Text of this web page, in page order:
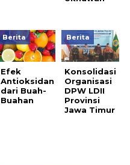
Berita
Efek
Antioksidan
dari Buah-
Buahan
Berita
Konsolidasi
Organisasi
DPW LDII
Provinsi
Jawa Timur